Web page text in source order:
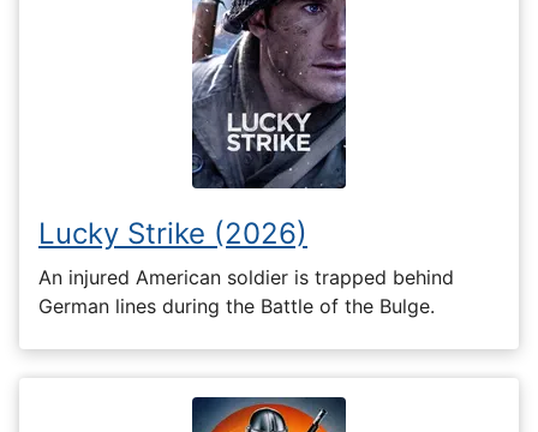
Lucky Strike (2026)
An injured American soldier is trapped behind
German lines during the Battle of the Bulge.